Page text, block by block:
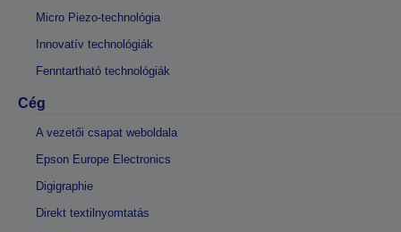
Micro Piezo-technológia
Innovatív technológiák
Fenntartható technológiák
Cég
A vezetői csapat weboldala
Epson Europe Electronics
Digigraphie
Direkt textilnyomtatás